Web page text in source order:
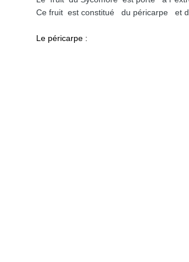
Ce fruit est constitué du péricarpe et
Le péricarpe :